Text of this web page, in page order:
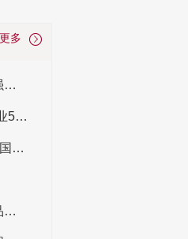
多
2024全球新能源500强企业名单 2024世界500强新能源公司排名
2024中国500强能源企业名单 2024中国能源企业500强
2024全国机械设备企业品牌价值排行榜 2024中国机械设备企业排名
新能源装备什么品牌好 CNPP新能源装备十强品牌赋能行业新选择